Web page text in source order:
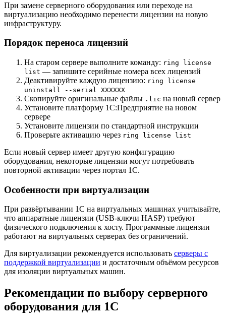
При замене серверного оборудования или переходе на
виртуализацию необходимо перенести лицензии на новую
инфраструктуру.
Порядок переноса лицензий
На старом сервере выполните команду: ring license
list — запишите серийные номера всех лицензий
Деактивируйте каждую лицензию: ring license
uninstall --serial XXXXXX
Скопируйте оригинальные файлы .lic на новый сервер
Установите платформу 1С:Предприятие на новом
сервере
Установите лицензии по стандартной инструкции
Проверьте активацию через ring license list
Если новый сервер имеет другую конфигурацию
оборудования, некоторые лицензии могут потребовать
повторной активации через портал 1С.
Особенности при виртуализации
При развёртывании 1С на виртуальных машинах учитывайте,
что аппаратные лицензии (USB-ключи HASP) требуют
физического подключения к хосту. Программные лицензии
работают на виртуальных серверах без ограничений.
Для виртуализации рекомендуется использовать серверы с
поддержкой виртуализации и достаточным объёмом ресурсов
для изоляции виртуальных машин.
Рекомендации по выбору серверного
оборудования для 1С